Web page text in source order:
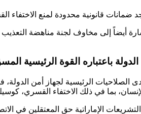
لمنع الاختفاء القسري في القانون المحلي، وعلى عكس المادة 4
أيضاً إلى مخاوف لجنة مناهضة
باعتباره القوة الرئيسية
الصلاحيات الرئيسية لجهاز أمن
بما في ذلك الاختفاء القسري،
الإماراتية حق المعتقلين في